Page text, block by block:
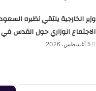
وزير الخارجية يلتقي نظيره
الاجتماع الوزاري حول القدس
5 أغسطس، 2026